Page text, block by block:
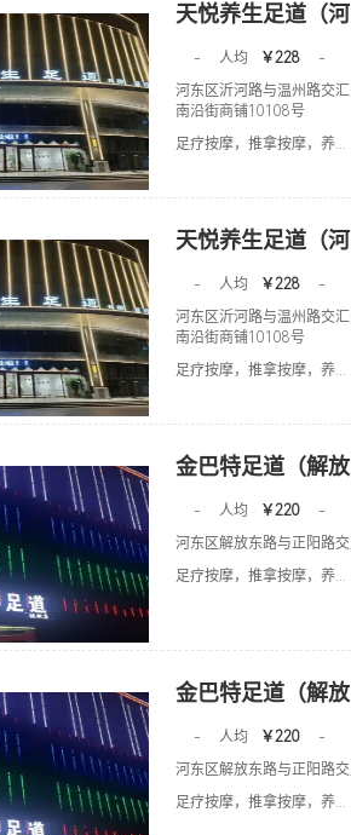
天悦养生足道（
- 人均 ￥228
-
河东区沂河路与温州路交
南沿街商铺10108号
足疗按摩，推拿按摩，养...
天悦养生足道（
- 人均 ￥228
-
河东区沂河路与温州路交
南沿街商铺10108号
足疗按摩，推拿按摩，养...
金巴特足道（解
- 人均 ￥220
-
河东区解放东路与正阳路
足疗按摩，推拿按摩，养...
金巴特足道（解
- 人均 ￥220
-
河东区解放东路与正阳路
足疗按摩，推拿按摩，养...